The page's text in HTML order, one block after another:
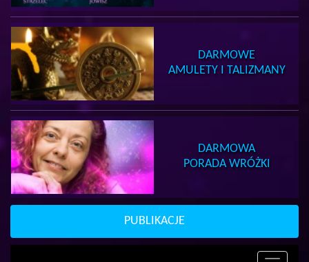
DARMOWE
AMULETY I TALIZMANY
DARMOWA
PORADA WRÓŻKI
PUBLIKACJE